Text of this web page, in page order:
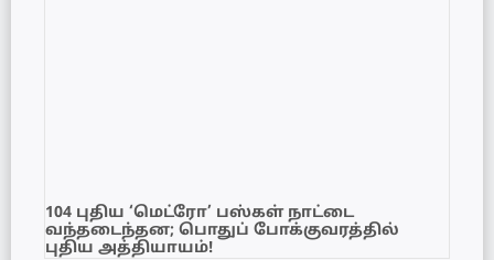
104 புதிய ‘மெட்ரோ’ பஸ்கள் நாட்டை
வந்தடைந்தன; பொதுப் போக்குவரத்தில்
புதிய அத்தியாயம்!